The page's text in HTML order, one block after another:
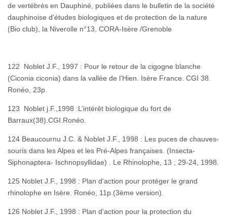
de vertébrés en Dauphiné, publiées dans le bulletin de la société
dauphinoise d'études biologiques et de protection de la nature
(Bio club), la Niverolle n°13, CORA-Isère /Grenoble
122 Noblet J.F., 1997 : Pour le retour de la cigogne blanche
(Ciconia ciconia) dans la vallée de l'Hien. Isère France. CGI 38.
Ronéo, 23p.
123 Noblet j.F.,1998 :L’intérêt biologique du fort de
Barraux(38).CGI.Ronéo.
124 Beaucournu J.C. & Noblet J.F., 1998 : Les puces de chauves-
souris dans les Alpes et les Pré-Alpes françaises. (Insecta-
Siphonaptera- Ischnopsyllidae) . Le Rhinolophe, 13 ; 29-24, 1998.
125 Noblet J.F., 1998 : Plan d'action pour protéger le grand
rhinolophe en Isère. Ronéo, 11p.(3ème version).
126 Noblet J.F., 1998 : Plan d'action pour la protection du